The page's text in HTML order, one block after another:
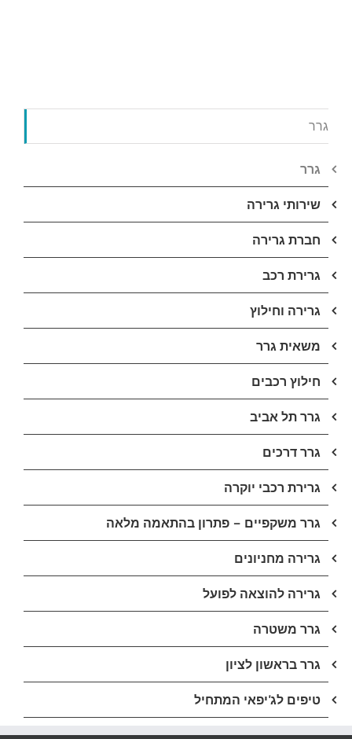
גרר
גרר
שירותי גרירה
חברת גרירה
גרירת רכב
גרירה וחילוץ
משאית גרר
חילוץ רכבים
גרר תל אביב
גרר דרכים
גרירת רכבי יוקרה
גרר משקפיים – פתרון בהתאמה מלאה
גרירה מחניונים
גרירה להוצאה לפועל
גרר משטרה
גרר בראשון לציון
טיפים לג'יפאי המתחיל